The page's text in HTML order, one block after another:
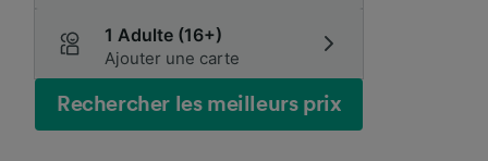
1 Adulte (16+)
Ajouter une carte
Rechercher les meilleurs prix